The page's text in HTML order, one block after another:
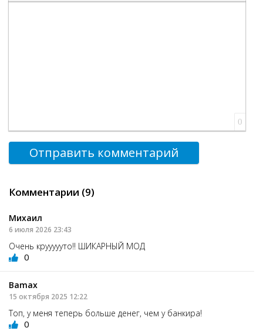
Вставка цитаты
Вставка спойлера
0
Отправить комментарий
Комментарии (9)
Михаил
6 июля 2026 23:43
Очень круууууто!! ШИКАРНЫЙ МОД
0
Bamax
15 октября 2025 12:22
Топ, у меня теперь больше денег, чем у банкира!
0